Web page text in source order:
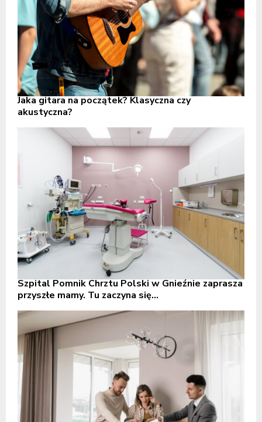
Jaka gitara na początek? Klasyczna czy
akustyczna?
Szpital Pomnik Chrztu Polski w Gnieźnie zaprasza
przyszłe mamy. Tu zaczyna się...